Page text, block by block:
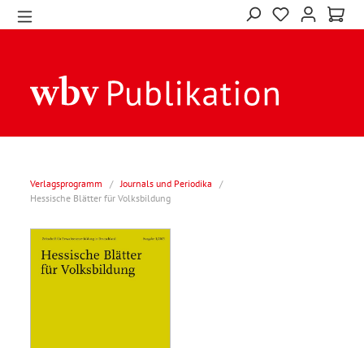
Verlagsprogramm / Journals und Periodika
/
Hessische Blätter für Volksbildung